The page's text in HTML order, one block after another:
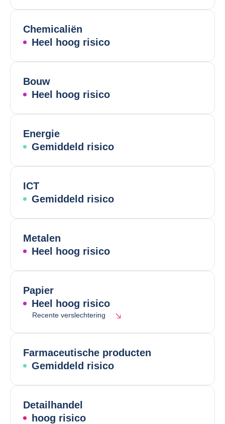
Chemicaliën
Heel hoog risico
Bouw
Heel hoog risico
Energie
Gemiddeld risico
ICT
Gemiddeld risico
Metalen
Heel hoog risico
Papier
Heel hoog risico
Recente verslechtering
Farmaceutische producten
Gemiddeld risico
Detailhandel
hoog risico